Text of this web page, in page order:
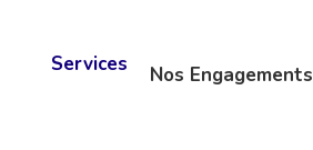
Services
Nos Engagements